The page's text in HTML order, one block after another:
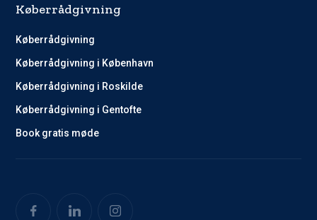
Køberrådgivning
Køberrådgivning
Køberrådgivning i København
Køberrådgivning i Roskilde
Køberrådgivning i Gentofte
Book gratis møde